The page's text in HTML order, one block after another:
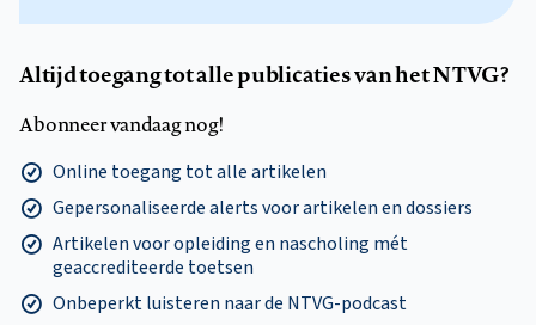
Altijd toegang tot alle publicaties van het NTVG?
Abonneer vandaag nog!
Online toegang tot alle artikelen
Gepersonaliseerde alerts voor artikelen en dossiers
Artikelen voor opleiding en nascholing mét
geaccrediteerde toetsen
Onbeperkt luisteren naar de NTVG-podcast